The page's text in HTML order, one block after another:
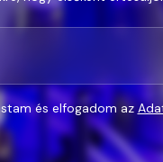
és elfogadom az